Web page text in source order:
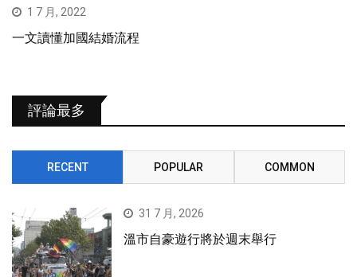
1 7 月, 2022
一文讀懂加國結婚流程
評論最多
RECENT POPULAR COMMON
31 7 月, 2026
溫市自豪遊行將於週末舉行